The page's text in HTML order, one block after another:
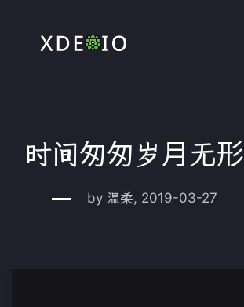
时间匆匆岁月无形
by 温柔, 2019-03-27